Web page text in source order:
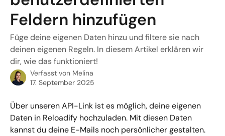
Feldern hinzufügen
Füge deine eigenen Daten hinzu und filtere sie nach
deinen eigenen Regeln. In diesem Artikel erklären wir
dir, wie das funktioniert!
Verfasst von Melina
17. September 2025
Über unseren API-Link ist es möglich, deine eigenen
Daten in Reloadify hochzuladen. Mit diesen Daten
kannst du deine E-Mails noch persönlicher gestalten.